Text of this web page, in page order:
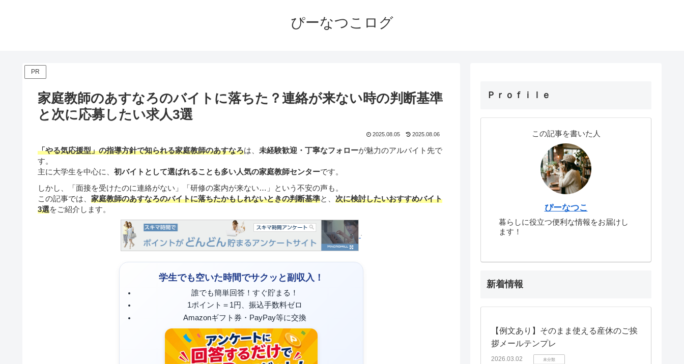
ぴーなつこログ
PR
家庭教師のあすなろのバイトに落ちた？連絡が来ない時の判断基準
と次に応募したい求人3選
2025.08.05 2025.08.06
「やる気応援型」の指導方針で知られる家庭教師のあすなろは、 未経験歓迎・丁寧なフォローが魅力のアルバイト先で
す。
主に大学生を中心に、 初バイトとして選ばれることも多い人気の家庭教師センターです。
しかし、「面接を受けたのに連絡がない」「研修の案内が来ない…」という不安の声も。
この記事では、 家庭教師のあすなろのバイトに落ちたかもしれないときの判断基準と、 次に検討したいおすすめバイト
3選をご紹介します。
学生でも空いた時間でサクッと副収入！
誰でも簡単回答！すぐ貯まる！
1ポイント＝1円、振込手数料ゼロ
Amazonギフト券・PayPay等に交換
Ｐｒｏｆｉｌｅ
この記事を書いた人
ぴーなつこ
暮らしに役立つ便利な情報をお届けし
ます！
新着情報
【例文あり】そのまま使える産休のご挨
拶メールテンプレ
2026.03.02 未分類